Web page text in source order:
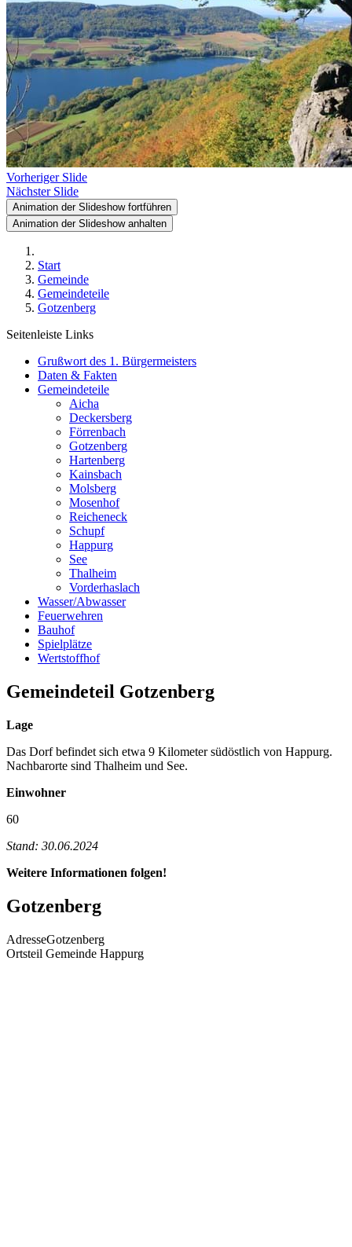
Vorheriger Slide
Nächster Slide
Animation der Slideshow fortführen
Animation der Slideshow anhalten
Start
Gemeinde
Gemeindeteile
Gotzenberg
Seitenleiste Links
Grußwort des 1. Bürgermeisters
Daten & Fakten
Gemeindeteile
Aicha
Deckersberg
Förrenbach
Gotzenberg
Hartenberg
Kainsbach
Molsberg
Mosenhof
Reicheneck
Schupf
Happurg
See
Thalheim
Vorderhaslach
Wasser/Abwasser
Feuerwehren
Bauhof
Spielplätze
Wertstoffhof
Gemeindeteil Gotzenberg
Lage
Das Dorf befindet sich etwa 9 Kilometer südöstlich von Happurg.
Nachbarorte sind Thalheim und See.
Einwohner
60
Stand: 30.06.2024
Weitere Informationen folgen!
Gotzenberg
AdresseGotzenberg
Ortsteil Gemeinde Happurg